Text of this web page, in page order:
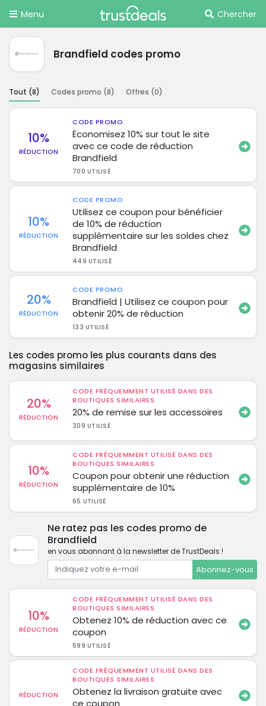
Menu Chercher
Brandfield codes promo
Tout (8) Codes promo (8) Offres (0)
10%
RÉDUCTION
CODE PROMO
Économisez 10% sur tout le site
avec ce code de réduction
Brandfield
700 UTILISÉ
10%
RÉDUCTION
CODE PROMO
Utilisez ce coupon pour bénéficier
de 10% de réduction
supplémentaire sur les soldes chez
Brandfield
449 UTILISÉ
20%
RÉDUCTION
CODE PROMO
Brandfield | Utilisez ce coupon pour
obtenir 20% de réduction
133 UTILISÉ
Les codes promo les plus courants dans des
magasins similaires
20%
RÉDUCTION
CODE FRÉQUEMMENT UTILISÉ DANS DES
BOUTIQUES SIMILAIRES
20% de remise sur les accessoires
309 UTILISÉ
10%
RÉDUCTION
CODE FRÉQUEMMENT UTILISÉ DANS DES
BOUTIQUES SIMILAIRES
Coupon pour obtenir une réduction
supplémentaire de 10%
65 UTILISÉ
Ne ratez pas les codes promo de
Brandfield
en vous abonnant à la newsletter de TrustDeals !
Abonnez-vous
10%
RÉDUCTION
CODE FRÉQUEMMENT UTILISÉ DANS DES
BOUTIQUES SIMILAIRES
Obtenez 10% de réduction avec ce
coupon
599 UTILISÉ
RÉDUCTION
CODE FRÉQUEMMENT UTILISÉ DANS DES
BOUTIQUES SIMILAIRES
Obtenez la livraison gratuite avec
ce coupon